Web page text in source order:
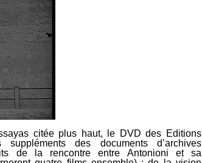
citée plus haut, le DVD des Editions
des documents d’archives
de la rencontre entre Antonioni et sa